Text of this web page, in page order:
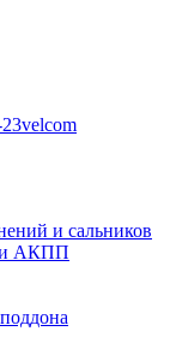
velcom
и сальников
АКПП